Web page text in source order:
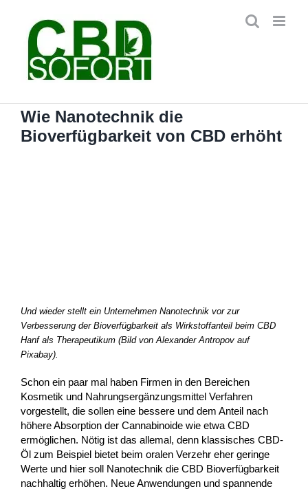
springen
Wie Nanotechnik die
Bioverfügbarkeit von CBD erhöht
Und wieder stellt ein Unternehmen Nanotechnik vor zur
Verbesserung der Bioverfügbarkeit als Wirkstoffanteil beim CBD
Hanf als Therapeutikum (Bild von Alexander Antropov auf
Pixabay).
Schon ein paar mal haben Firmen in den Bereichen
Kosmetik und Nahrungsergänzungsmittel Verfahren
vorgestellt, die sollen eine bessere und dem Anteil nach
höhere Absorption der Cannabinoide wie etwa CBD
ermöglichen. Nötig ist das allemal, denn klassisches CBD-
Öl zum Beispiel bietet beim oralen Verzehr eher geringe
Werte und hier soll Nanotechnik die CBD Bioverfügbarkeit
nachhaltig erhöhen. Neue Anwendungen und spannende